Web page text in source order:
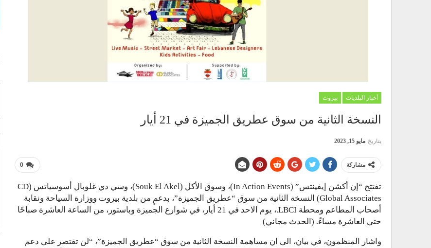
أخبار البلديات بيروت
النسخة الثانية من سوق عطريق الجميزة في 21 أيار
بتاريخ مايو 15, 2023
0 مشاركة
تفتتح “إن أكشن إيفينتس” (In Action Events)، وسوق الأكل (Souk El Akel)، وسي دي غلوبال أسوسياتس (CD
Global Associates) النسخة الثانية من سوق “عطريق الجميزة”، بدعمٍ من بلدية بيروت ووزارة السياحة ونقابة
أصحاب المطاعم ومحطة LBCI.، يوم الاحد في 21 أيار، في شوارع الجميزة وباستور، من الساعة العاشرة صباحًا
حتى العاشرة مساءً. (الحدث مجاني)
واشار المنظمون، في بيان، الى ان مساهمة النسخة الثانية من سوق “عطريق الجميزة”، “لن تقتصر على دعم